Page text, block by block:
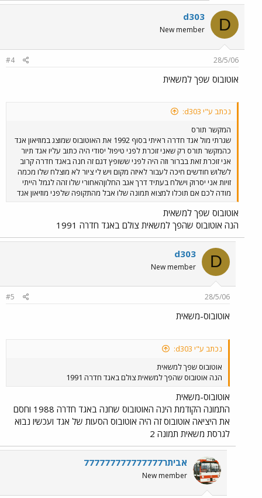
D
d303
New member
28/5/06
#4
אוטובוס שפך למשאית
נכתב ע"י d303:
המקשר תורס
שגרתי מול אגד חדרה ראיתי בסוף 1992 את האוטובוס שמוצג במוזיאון אגד
כהמקשר תורס רק שאני זוכרת לפני טיפול יסודי היה כתוב עליו אגד תיור
אני זוכרת זאת בברור וזה היה לפני ששופץ דגם זה חנה באגד חדרה קרוב
לשלוש חודשים חיכה לעבור לאיזה מקום ויש לי ציור לא מוצלח שלו מכמה
זויות אני יסרוק וישלח בעתיד דרך אגב החלוןהאחורי שלו זהה לגמל הייתי
מודה לכם אם תוכלו למצוא תמונה שלו אבל מהתקופה שלפני מוזיאון אגד
אוטובוס שפך למשאית
הנה אוטובוס שהפך למשאית צולם באגד חדרה 1991
D
d303
New member
28/5/06
#5
אוטובוס-משאית
נכתב ע"י d303:
אוטובוס שפך למשאית
הנה אוטובוס שהפך למשאית צולם באגד חדרה 1991
אוטובוס-משאית
התמונה הקודמת הינה האוטובוס שחנה באגד חדרה 1988 וחסם
את היציאה אוטובוס זה היה אוטובוס הסעות של אגד ועכשיו נבוא
לגרסת משאית תמונה 2
אביתר777777777777777
New member